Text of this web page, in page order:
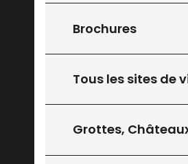
Brochures
Tous les sites de
Grottes,